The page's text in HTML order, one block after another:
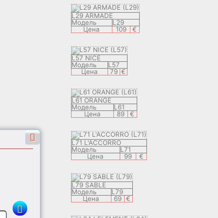
L29 ARMADE
Модель
L29
Цена
109 €
L57 NICE
Модель
L57
Цена
79 €
L61 ORANGE
Модель
L61
Цена
89 €
L71 L'ACCORRO
Модель
L71
Цена
99 €
L79 SABLE
Модель
L79
Цена
69 €